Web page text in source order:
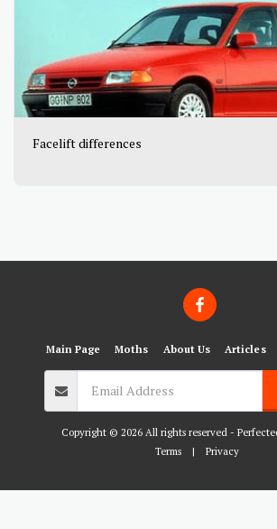
Facelift differences
Main Page Moths About Us Articles
Copyright © 2026 All rights reserved -
Terms| Privacy